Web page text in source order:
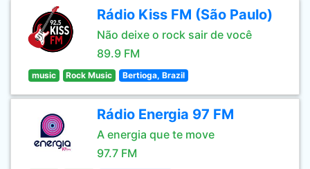
Rádio Kiss FM (São Paulo)
Não deixe o rock sair de você
89.9 FM
music Rock Music Bertioga, Brazil
Rádio Energia 97 FM
A energia que te move
97.7 FM